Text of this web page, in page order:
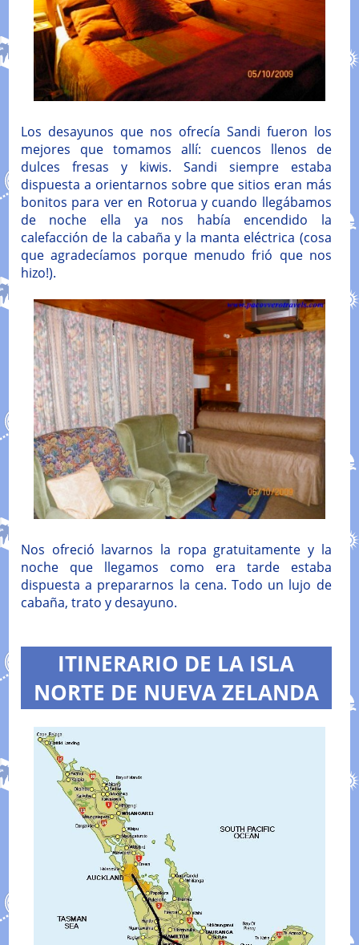
Los desayunos que nos ofrecía Sandi fueron los
mejores que tomamos allí: cuencos llenos de
dulces fresas y kiwis. Sandi siempre estaba
dispuesta a orientarnos sobre que sitios eran más
bonitos para ver en Rotorua y cuando llegábamos
de noche ella ya nos había encendido la
calefacción de la cabaña y la manta eléctrica (cosa
que agradecíamos porque menudo frió que nos
hizo!).
Nos ofreció lavarnos la ropa gratuitamente y la
noche que llegamos como era tarde estaba
dispuesta a prepararnos la cena. Todo un lujo de
cabaña, trato y desayuno.
ITINERARIO DE LA ISLA
NORTE DE NUEVA ZELANDA